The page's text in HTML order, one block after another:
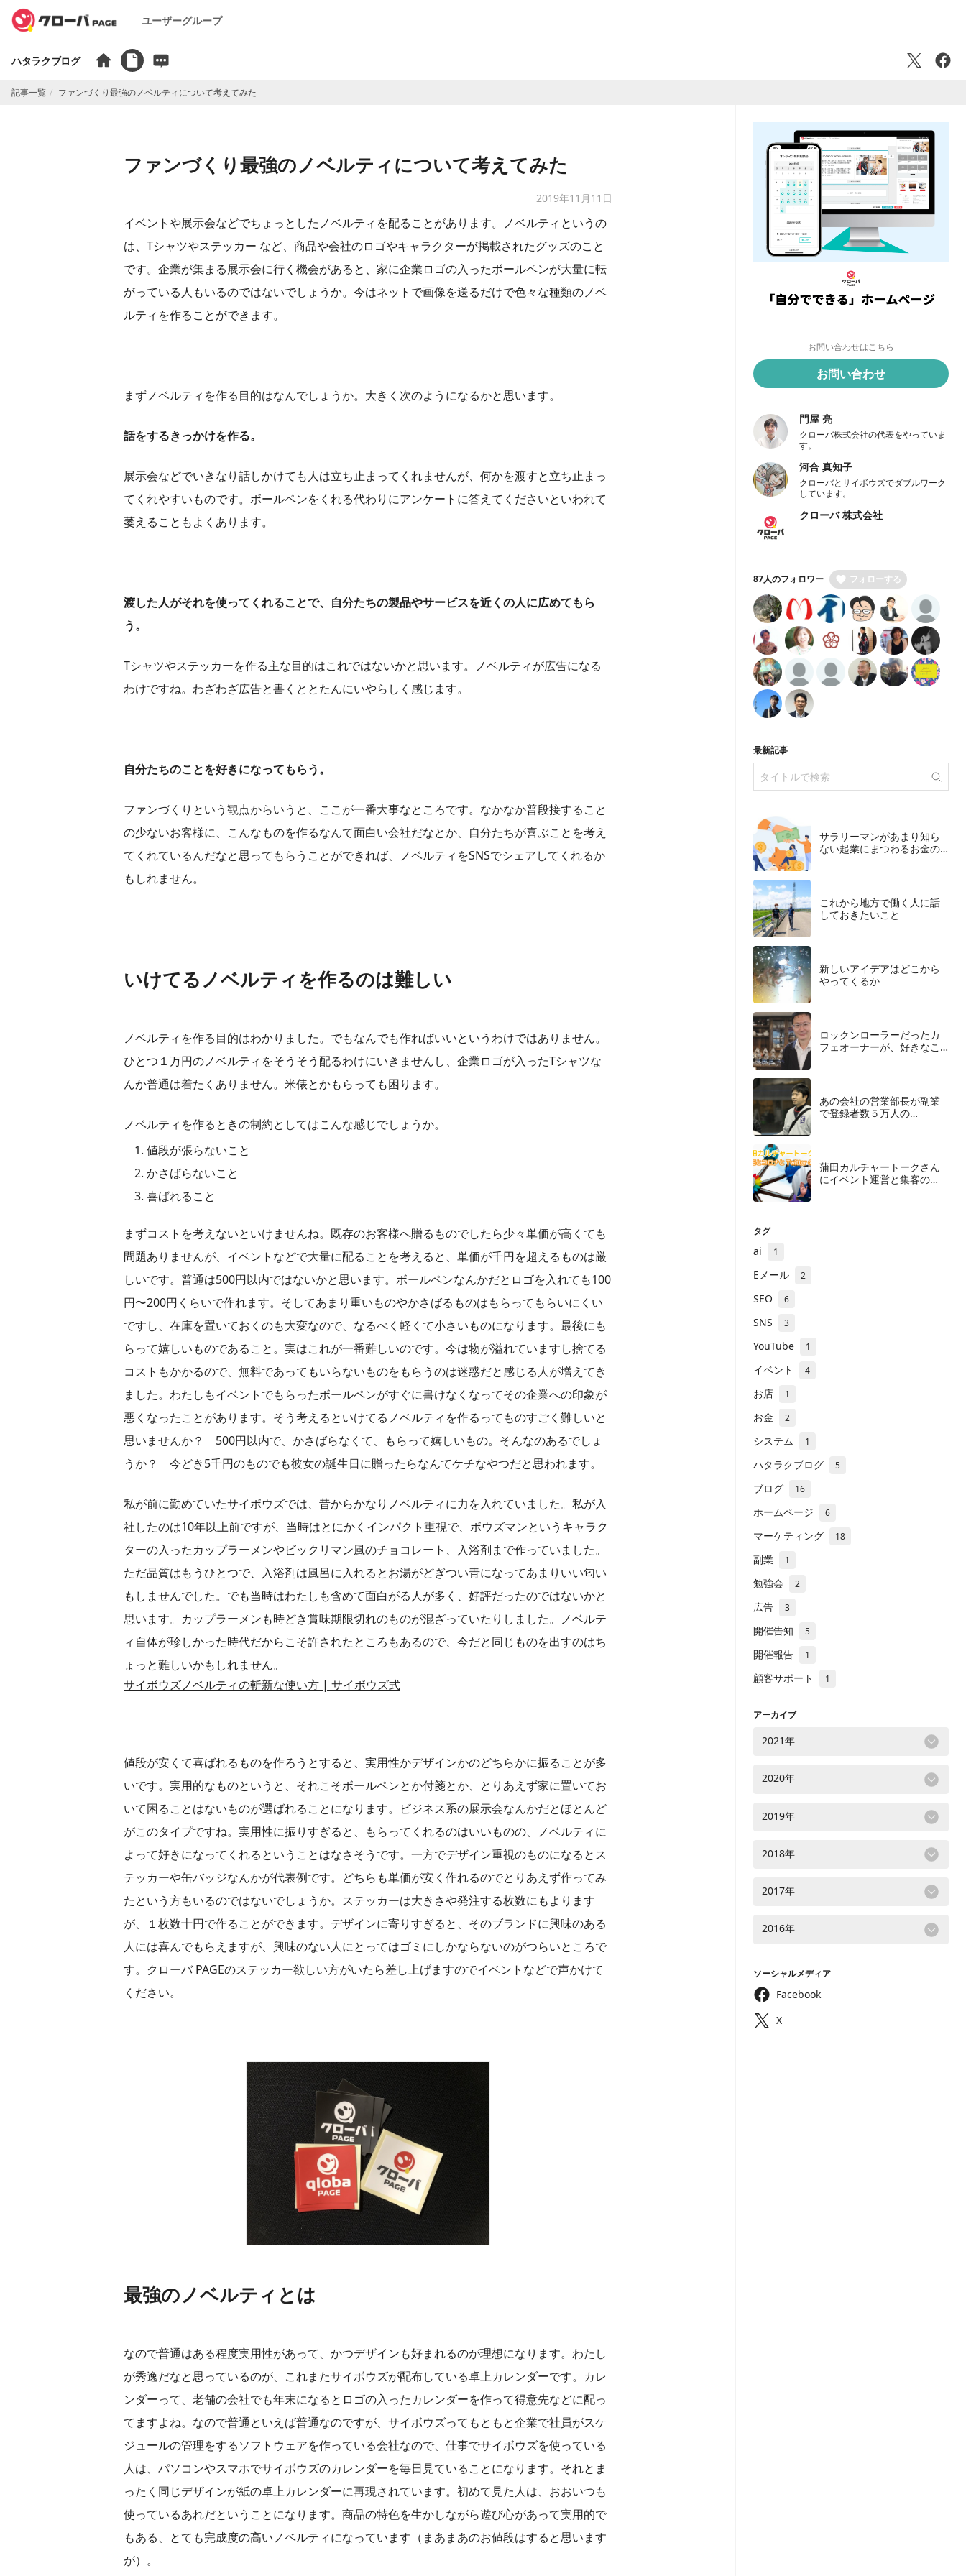
ユーザーグループ
ハタラクブログ
記事一覧 ​ファンづくり最強のノベルティについて考えてみた
​ファンづくり最強のノベルティについて考えてみた
2019年11月11日
イベントや展示会などでちょっとしたノベルティを配ることがあります。ノベルティというの
は、Tシャツやステッカー など、商品や会社のロゴやキャラクターが掲載されたグッズのこと
です。企業が集まる展示会に行く機会があると、家に企業ロゴの入ったボールペンが大量に転
がっている人もいるのではないでしょうか。今はネットで画像を送るだけで色々な種類のノベ
ルティを作ることができます。
まずノベルティを作る目的はなんでしょうか。大きく次のようになるかと思います。
話をするきっかけを作る。
展示会などでいきなり話しかけても人は立ち止まってくれませんが、何かを渡すと立ち止まっ
てくれやすいものです。ボールペンをくれる代わりにアンケートに答えてくださいといわれて
萎えることもよくあります。
渡した人がそれを使ってくれることで、自分たちの製品やサービスを近くの人に広めてもら
う。
Tシャツやステッカーを作る主な目的はこれではないかと思います。ノベルティが広告になる
わけですね。わざわざ広告と書くととたんにいやらしく感じます。
自分たちのことを好きになってもらう。
ファンづくりという観点からいうと、ここが一番大事なところです。なかなか普段接すること
の少ないお客様に、こんなものを作るなんて面白い会社だなとか、自分たちが喜ぶことを考え
てくれているんだなと思ってもらうことができれば、ノベルティをSNSでシェアしてくれるか
もしれません。
いけてるノベルティを作るのは難しい
ノベルティを作る目的はわかりました。でもなんでも作ればいいというわけではありません。
ひとつ１万円のノベルティをそうそう配るわけにいきませんし、企業ロゴが入ったTシャツな
んか普通は着たくありません。米俵とかもらっても困ります。
ノベルティを作るときの制約としてはこんな感じでしょうか。
値段が張らないこと
かさばらないこと
喜ばれること
まずコストを考えないといけませんね。既存のお客様へ贈るものでしたら少々単価が高くても
問題ありませんが、イベントなどで大量に配ることを考えると、単価が千円を超えるものは厳
しいです。普通は500円以内ではないかと思います。ボールペンなんかだとロゴを入れても100
円〜200円くらいで作れます。そしてあまり重いものやかさばるものはもらってもらいにくい
ですし、在庫を置いておくのも大変なので、なるべく軽くて小さいものになります。最後にも
らって嬉しいものであること。実はこれが一番難しいのです。今は物が溢れていますし捨てる
コストもかかるので、無料であってもいらないものをもらうのは迷惑だと感じる人が増えてき
ました。わたしもイベントでもらったボールペンがすぐに書けなくなってその企業への印象が
悪くなったことがあります。そう考えるといけてるノベルティを作るってものすごく難しいと
思いませんか？ 500円以内で、かさばらなくて、もらって嬉しいもの。そんなのあるでしょ
うか？ 今どき5千円のものでも彼女の誕生日に贈ったらなんてケチなやつだと思われます。
私が前に勤めていたサイボウズでは、昔からかなりノベルティに力を入れていました。私が入
社したのは10年以上前ですが、当時はとにかくインパクト重視で、ボウズマンというキャラク
ターの入ったカップラーメンやビックリマン風のチョコレート、入浴剤まで作っていました。
ただ品質はもうひとつで、入浴剤は風呂に入れるとお湯がどぎつい青になってあまりいい匂い
もしませんでした。でも当時はわたしも含めて面白がる人が多く、好評だったのではないかと
思います。カップラーメンも時どき賞味期限切れのものが混ざっていたりしました。ノベルテ
ィ自体が珍しかった時代だからこそ許されたところもあるので、今だと同じものを出すのはち
ょっと難しいかもしれません。
サイボウズノベルティの斬新な使い方 | サイボウズ式
値段が安くて喜ばれるものを作ろうとすると、実用性かデザインかのどちらかに振ることが多
いです。実用的なものというと、それこそボールペンとか付箋とか、とりあえず家に置いてお
いて困ることはないものが選ばれることになります。ビジネス系の展示会なんかだとほとんど
がこのタイプですね。実用性に振りすぎると、もらってくれるのはいいものの、ノベルティに
よって好きになってくれるということはなさそうです。一方でデザイン重視のものになるとス
テッカーや缶バッジなんかが代表例です。どちらも単価が安く作れるのでとりあえず作ってみ
たという方もいるのではないでしょうか。ステッカーは大きさや発注する枚数にもよります
が、１枚数十円で作ることができます。デザインに寄りすぎると、そのブランドに興味のある
人には喜んでもらえますが、興味のない人にとってはゴミにしかならないのがつらいところで
す。クローバ PAGEのステッカー欲しい方がいたら差し上げますのでイベントなどで声かけて
ください。
最強のノベルティとは
なので普通はある程度実用性があって、かつデザインも好まれるのが理想になります。わたし
が秀逸だなと思っているのが、これまたサイボウズが配布している卓上カレンダーです。カレ
ンダーって、老舗の会社でも年末になるとロゴの入ったカレンダーを作って得意先などに配っ
てますよね。なので普通といえば普通なのですが、サイボウズってもともと企業で社員がスケ
ジュールの管理をするソフトウェアを作っている会社なので、仕事でサイボウズを使っている
人は、パソコンやスマホでサイボウズのカレンダーを毎日見ていることになります。それとま
ったく同じデザインが紙の卓上カレンダーに再現されています。初めて見た人は、おおいつも
使っているあれだということになります。商品の特色を生かしながら遊び心があって実用的で
もある、とても完成度の高いノベルティになっています（まあまあのお値段はすると思います
が）。
お問い合わせはこちら
お問い合わせ
門屋 亮
クローバ株式会社の代表をやっていま
す。
河合 真知子
クローバとサイボウズでダブルワーク
しています。
クローバ 株式会社
87人のフォロワー フォローする
最新記事
サラリーマンがあまり知ら
ない起業にまつわるお金の
これから地方で働く人に話
しておきたいこと
​新しいアイデアはどこから
やってくるか
ロックンローラーだったカ
フェオーナーが、好きなこ
あの会社の営業部長が副業
で登録者数５万人の
蒲田カルチャートークさん
にイベント運営と集客の
タグ
ai 1
Eメール 2
SEO 6
SNS 3
YouTube 1
イベント 4
お店 1
お金 2
システム 1
ハタラクブログ 5
ブログ 16
ホームページ 6
マーケティング 18
副業 1
勉強会 2
広告 3
開催告知 5
開催報告 1
顧客サポート 1
アーカイブ
2021年
2020年
2019年
2018年
2017年
2016年
ソーシャルメディア
Facebook
X